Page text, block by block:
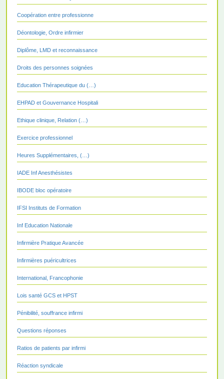
Coopération entre professionne
Déontologie, Ordre infirmier
Diplôme, LMD et reconnaissance
Droits des personnes soignées
Education Thérapeutique du (…)
EHPAD et Gouvernance Hospitali
Ethique clinique, Relation (…)
Exercice professionnel
Heures Supplémentaires, (…)
IADE Inf Anesthésistes
IBODE bloc opératoire
IFSI Instituts de Formation
Inf Education Nationale
Infirmière Pratique Avancée
Infirmières puéricultrices
International, Francophonie
Lois santé GCS et HPST
Pénibilité, souffrance infirmi
Questions réponses
Ratios de patients par infirmi
Réaction syndicale